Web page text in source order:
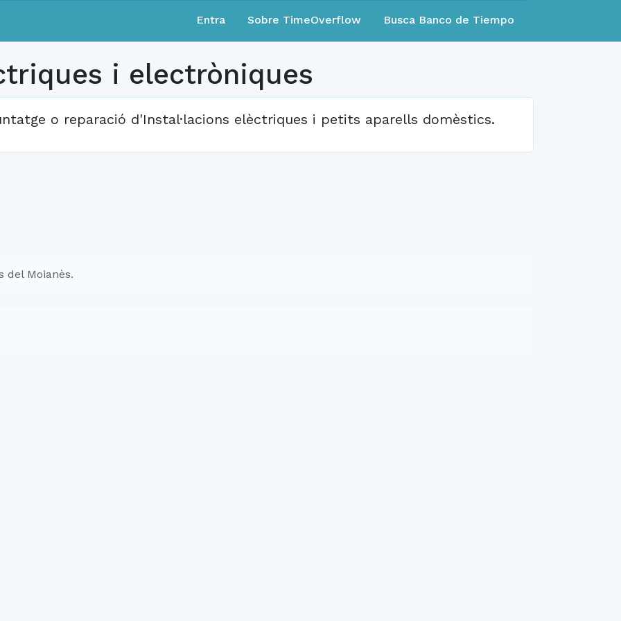
Entra Sobre TimeOverflow Busca Banco de Tiempo
i electròniques
o reparació d'Instal·lacions elèctriques i petits aparells domèstics.
del Moianès.